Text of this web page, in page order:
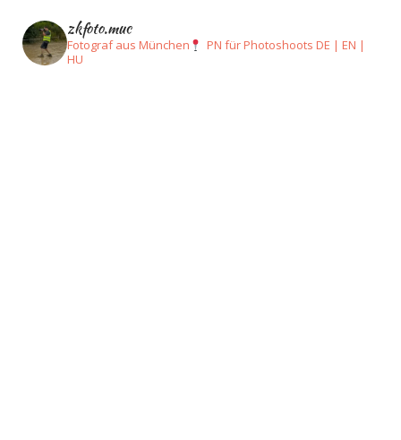
Essaouira
zkfoto.muc
Fotograf aus München PN für Photoshoots DE | EN |
HU